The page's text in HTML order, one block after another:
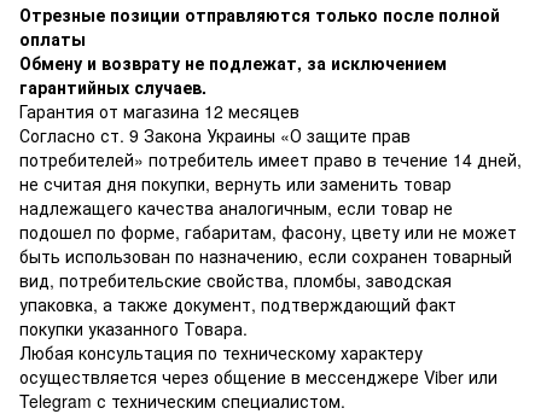
Отрезные позиции отправляются только после полной
оплаты
Обмену и возврату не подлежат, за исключением
гарантийных случаев.
Гарантия от магазина 12 месяцев
Согласно ст. 9 Закона Украины «О защите прав
потребителей» потребитель имеет право в течение 14 дней,
не считая дня покупки, вернуть или заменить товар
надлежащего качества аналогичным, если товар не
подошел по форме, габаритам, фасону, цвету или не может
быть использован по назначению, если сохранен товарный
вид, потребительские свойства, пломбы, заводская
упаковка, а также документ, подтверждающий факт
покупки указанного Товара.
Любая консультация по техническому характеру
осуществляется через общение в мессенджере Viber или
Telegram с техническим специалистом.